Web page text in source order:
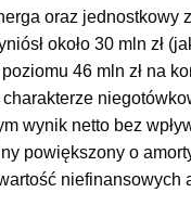
oraz jednostkowy
około 30 mln zł
46 mln zł na
wynik netto bez
powiększony o
niefinansowych